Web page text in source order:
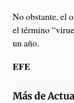
No obstante, el
el término
un año.
EFE
Más de